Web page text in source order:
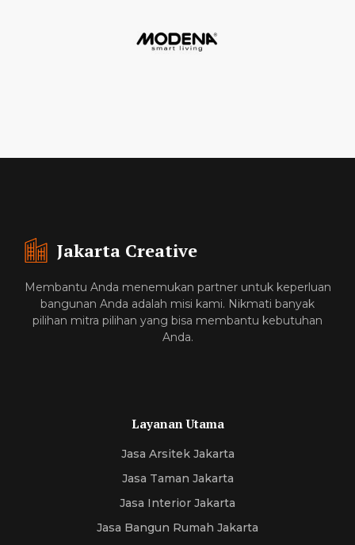
Jakarta Creative
Membantu Anda menemukan partner untuk keperluan
bangunan Anda adalah misi kami. Nikmati banyak
pilihan mitra pilihan yang bisa membantu kebutuhan
Anda.
Layanan Utama
Jasa Arsitek Jakarta
Jasa Taman Jakarta
Jasa Interior Jakarta
Jasa Bangun Rumah Jakarta